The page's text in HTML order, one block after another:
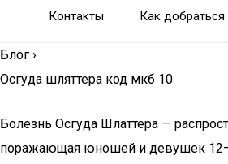
Контакты Как добраться
Блог ›
Осгуда шляттера код мкб 10
Болезнь Осгуда Шлаттера —
поражающая юношей и девушек